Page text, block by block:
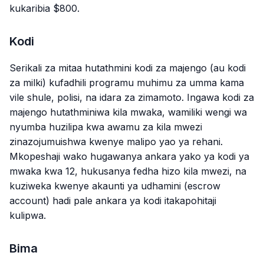
kukaribia $800.
Kodi
Serikali za mitaa hutathmini kodi za majengo (au kodi
za milki) kufadhili programu muhimu za umma kama
vile shule, polisi, na idara za zimamoto. Ingawa kodi za
majengo hutathminiwa kila mwaka, wamiliki wengi wa
nyumba huzilipa kwa awamu za kila mwezi
zinazojumuishwa kwenye malipo yao ya rehani.
Mkopeshaji wako hugawanya ankara yako ya kodi ya
mwaka kwa 12, hukusanya fedha hizo kila mwezi, na
kuziweka kwenye akaunti ya udhamini (escrow
account) hadi pale ankara ya kodi itakapohitaji
kulipwa.
Bima